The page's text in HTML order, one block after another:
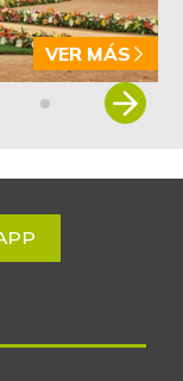
VER MÁS